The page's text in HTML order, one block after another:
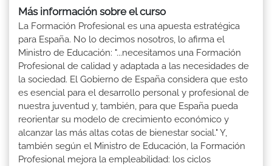
Más información sobre el curso
La Formación Profesional es una apuesta estratégica
para España. No lo decimos nosotros, lo afirma el
Ministro de Educación: "...necesitamos una Formación
Profesional de calidad y adaptada a las necesidades de
la sociedad. El Gobierno de España considera que esto
es esencial para el desarrollo personal y profesional de
nuestra juventud y, también, para que España pueda
reorientar su modelo de crecimiento económico y
alcanzar las más altas cotas de bienestar social." Y,
también según el Ministro de Educación, la Formación
Profesional mejora la empleabilidad: los ciclos